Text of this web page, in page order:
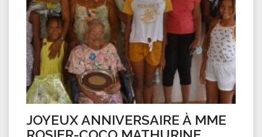
JOYEUX ANNIVERSAIRE À MME